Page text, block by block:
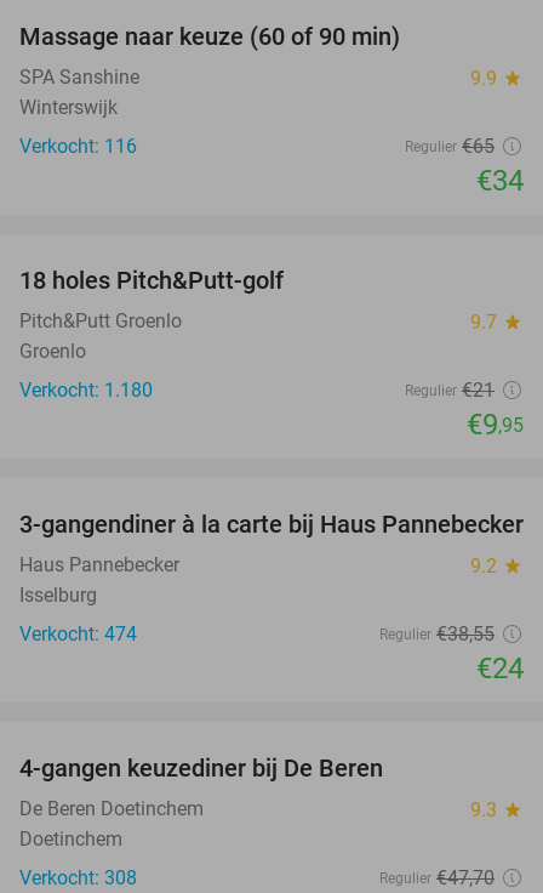
Massage naar keuze (60 of 90 min)
SPA Sanshine 9.9 star
Winterswijk
Verkocht: 116
Regulier €65
€34
18 holes Pitch&Putt-golf
Pitch&Putt Groenlo 9.7 star
Groenlo
Verkocht: 1.180
Regulier €21
€9,95
38%
3-gangendiner à la carte bij Haus Pannebecker
Haus Pannebecker 9.2 star
Isselburg
Verkocht: 474
Regulier €38,55
€24
4-gangen keuzediner bij De Beren
De Beren Doetinchem 9.3 star
Doetinchem
Verkocht: 308
Regulier €47,70